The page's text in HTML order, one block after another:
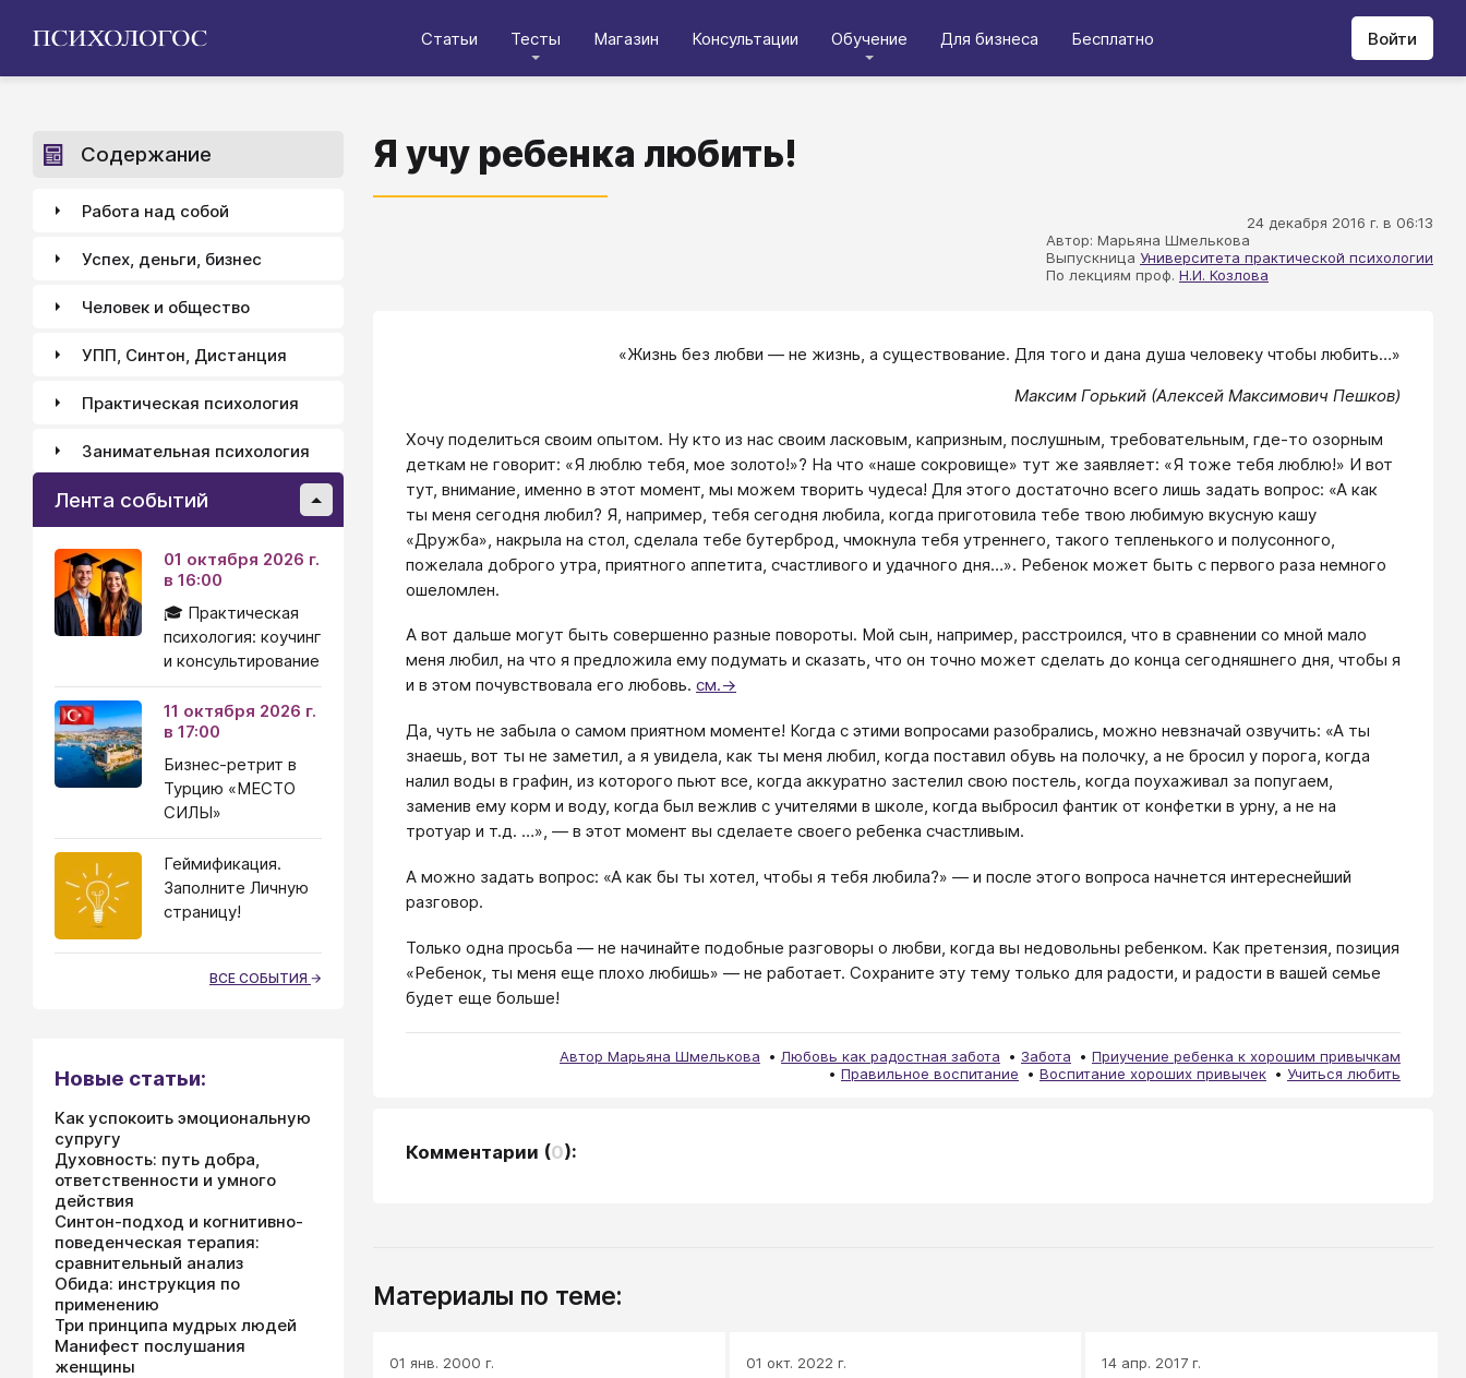
Статьи Тесты Магазин Консультации Обучение Для бизнеса Бесплатно Войти
Я учу ребенка любить!
24 декабря 2016 г. в 06:13
Автор: Марьяна Шмелькова
Выпускница Университета практической психологии
По лекциям проф. Н.И. Козлова
«Жизнь без любви — не жизнь, а существование. Для того и дана душа человеку чтобы любить…»
Максим Горький (Алексей Максимович Пешков)
Хочу поделиться своим опытом. Ну кто из нас своим ласковым, капризным, послушным, требовательным, где-то озорным
деткам не говорит: «Я люблю тебя, мое золото!»? На что «наше сокровище» тут же заявляет: «Я тоже тебя люблю!» И вот
тут, внимание, именно в этот момент, мы можем творить чудеса! Для этого достаточно всего лишь задать вопрос: «А как
ты меня сегодня любил? Я, например, тебя сегодня любила, когда приготовила тебе твою любимую вкусную кашу
«Дружба», накрыла на стол, сделала тебе бутерброд, чмокнула тебя утреннего, такого тепленького и полусонного,
пожелала доброго утра, приятного аппетита, счастливого и удачного дня…». Ребенок может быть с первого раза немного
ошеломлен.
А вот дальше могут быть совершенно разные повороты. Мой сын, например, расстроился, что в сравнении со мной мало
меня любил, на что я предложила ему подумать и сказать, что он точно может сделать до конца сегодняшнего дня, чтобы я
и в этом почувствовала его любовь. см.→
Да, чуть не забыла о самом приятном моменте! Когда с этими вопросами разобрались, можно невзначай озвучить: «А ты
знаешь, вот ты не заметил, а я увидела, как ты меня любил, когда поставил обувь на полочку, а не бросил у порога, когда
налил воды в графин, из которого пьют все, когда аккуратно застелил свою постель, когда поухаживал за попугаем,
заменив ему корм и воду, когда был вежлив с учителями в школе, когда выбросил фантик от конфетки в урну, а не на
тротуар и т.д. …», — в этот момент вы сделаете своего ребенка счастливым.
А можно задать вопрос: «А как бы ты хотел, чтобы я тебя любила?» — и после этого вопроса начнется интереснейший
разговор.
Только одна просьба — не начинайте подобные разговоры о любви, когда вы недовольны ребенком. Как претензия, позиция
«Ребенок, ты меня еще плохо любишь» — не работает. Сохраните эту тему только для радости, и радости в вашей семье
будет еще больше!
Автор Марьяна Шмелькова Любовь как радостная забота Забота
Приучение ребенка к хорошим привычкам
Правильное воспитание
Воспитание хороших привычек Учиться любить
Комментарии (0):
Материалы по теме:
01 янв. 2000 г. 01 окт. 2022 г. 14 апр. 2017 г.
Содержание
Работа над собой
Успех, деньги, бизнес
Человек и общество
УПП, Синтон, Дистанция
Практическая психология
Занимательная психология
Лента событий
01 октября 2026 г.
в 16:00
🎓 Практическая
психология: коучинг
и консультирование
11 октября 2026 г.
в 17:00
Бизнес-ретрит в
Турцию «МЕСТО
СИЛЫ»
Геймификация.
Заполните Личную
страницу!
ВСЕ СОБЫТИЯ
Новые статьи:
Как успокоить эмоциональную
супругу
Духовность: путь добра,
ответственности и умного
действия
Синтон-подход и когнитивно-
поведенческая терапия:
сравнительный анализ
Обида: инструкция по
применению
Три принципа мудрых людей
Манифест послушания
женщины